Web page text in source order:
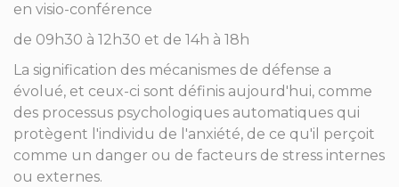
en visio-conférence
de 09h30 à 12h30 et de 14h à 18h
La signification des mécanismes de défense a
évolué, et ceux-ci sont définis aujourd'hui, comme
des processus psychologiques automatiques qui
protègent l'individu de l'anxiété, de ce qu'il perçoit
comme un danger ou de facteurs de stress internes
ou externes.